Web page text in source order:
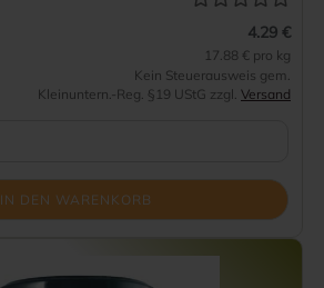
4.29 €
17.88 € pro kg
Kein Steuerausweis gem.
Kleinuntern.-Reg. §19 UStG zzgl. Versand
IN DEN WARENKORB